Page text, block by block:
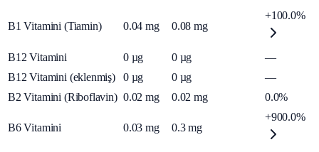
B1 Vitamini (Tiamin) 0.04 mg 0.08 mg
+100.0%
B12 Vitamini 0 µg 0 µg
—
B12 Vitamini (eklenmiş)
0 µg 0 µg
—
B2 Vitamini (Riboflavin) 0.02 mg 0.02 mg 0.0%
B6 Vitamini 0.03 mg 0.3 mg
+900.0%